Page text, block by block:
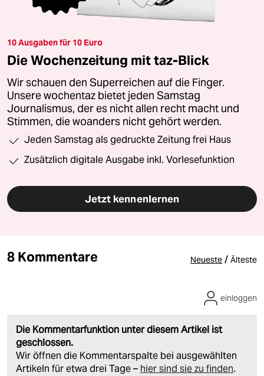
10 Ausgaben für 10 Euro
Die Wochenzeitung mit taz-Blick
Wir schauen den Superreichen auf die Finger.
Unsere wochentaz bietet jeden Samstag
Journalismus, der es nicht allen recht macht und
Stimmen, die woanders nicht gehört werden.
Jeden Samstag als gedruckte Zeitung frei Haus
Zusätzlich digitale Ausgabe inkl. Vorlesefunktion
Jetzt kennenlernen
8 Kommentare Neueste / Älteste
Die Kommentarfunktion unter diesem Artikel ist
geschlossen.
Wir öffnen die Kommentarspalte bei ausgewählten
Artikeln für etwa drei Tage – hier sind sie zu finden.
einloggen